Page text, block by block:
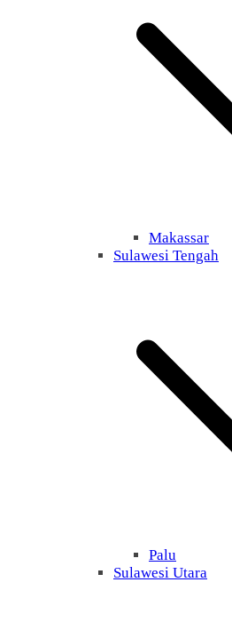
Makassar
Sulawesi Tengah
Palu
Sulawesi Utara